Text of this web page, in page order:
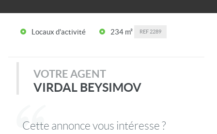
Locaux d'activité 234 m² REF 2289
VOTRE AGENT
VIRDAL BEYSIMOV
Cette annonce vous intéresse ?